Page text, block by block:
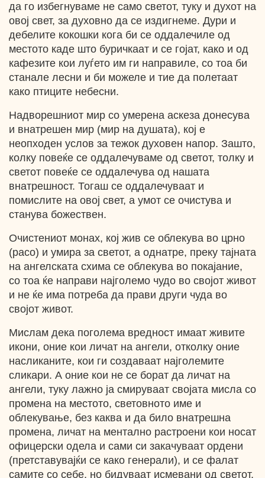
да го избегнуваме не само светот, туку и духот на
овој свет, за духовно да се издигнеме. Дури и
дебелите кокошки кога би cе оддалечиле од
местото каде што буричкаат и се гојат, како и од
кафезите кои луѓето им ги направиле, со тоа би
станале лесни и би можеле и тие да полетаат
како птиците небесни.
Надворешниот мир со умерена аскеза донесува
и внатрешен мир (мир на душата), кој е
неопходен услов за тежок духовен напор. Зашто,
колку повеќе се оддалечуваме од светот, толку и
светот повеќе се оддалечува од нашата
внатрешност. Тогаш се оддалечуваат и
помислите на овој свет, а умот се очистува и
станува божествен.
Очистениот монах, кој жив се облекува во црно
(расо) и умира за светот, а однатре, преку тајната
на ангелската схима се облекува во покајание,
со тоа ќе направи најголемо чудо во својот живот
и не ќе има потреба да прави други чуда во
својот живот.
Мислам дека поголема вредност имаат живите
икони, оние кои личат на ангели, отколку оние
насликаните, кои ги создаваат најголемите
сликари. А оние кои не се борат да личат на
ангели, туку лажно ја смируваат својата мисла со
промена на местото, световното име и
облекување, без каква и да било внатрешна
промена, личат на ментално растроени кои носат
офицерски одела и сами си закачуваат ордени
(претставувајќи се како генерали), и се фалат
самите со себе, но бидуваат исмевани од светот.